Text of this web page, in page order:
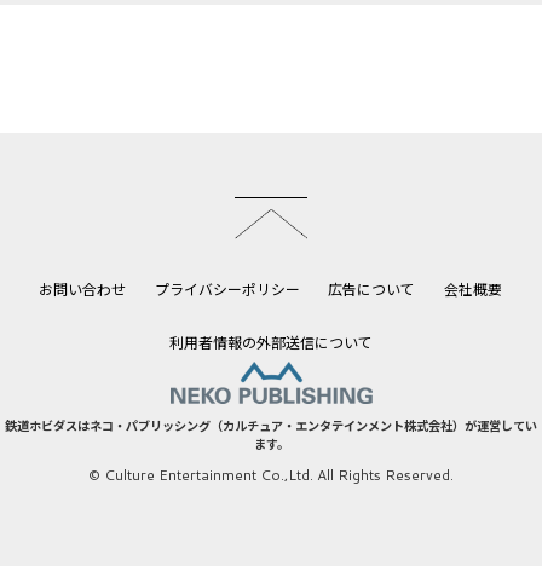
お問い合わせ プライバシーポリシー 広告について 会社概要
利用者情報の外部送信について
鉄道ホビダスはネコ・パブリッシング（カルチュア・エンタテインメント株式会社）が運営してい
ます。
© Culture Entertainment Co.,Ltd. All Rights Reserved.